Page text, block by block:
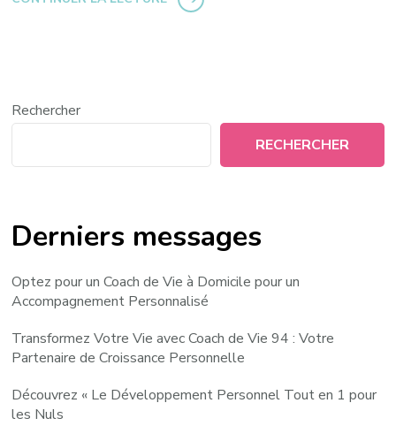
Rechercher
RECHERCHER
Derniers messages
Optez pour un Coach de Vie à Domicile pour un
Accompagnement Personnalisé
Transformez Votre Vie avec Coach de Vie 94 : Votre
Partenaire de Croissance Personnelle
Découvrez « Le Développement Personnel Tout en 1 pour
les Nuls